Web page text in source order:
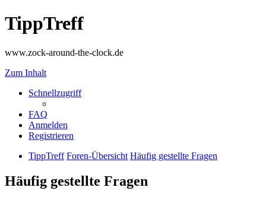
TippTreff
www.zock-around-the-clock.de
Zum Inhalt
Schnellzugriff
FAQ
Anmelden
Registrieren
TippTreff Foren-Übersicht Häufig gestellte Fragen
Häufig gestellte Fragen